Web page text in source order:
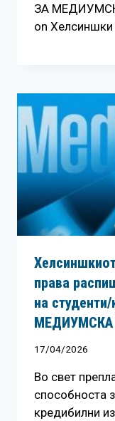
ЗА
on Хелсиншки
права
на
17/04/2026
Во свет
способноста
кредибилни